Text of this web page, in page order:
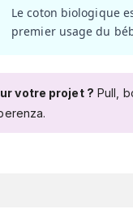
Le coton biologique
premier usage du
votre projet ? Pull,
.